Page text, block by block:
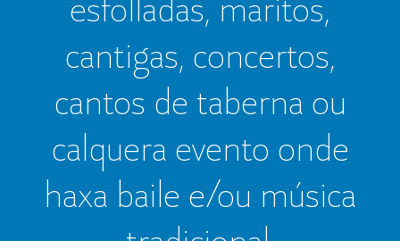
cantigas, concertos,
cantos de taberna ou
calquera evento onde
haxa baile e/ou música